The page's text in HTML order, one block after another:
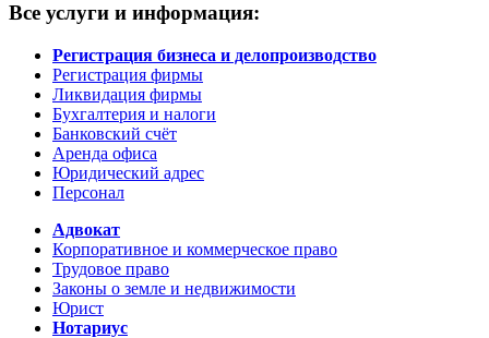
Все услуги и информация:
Регистрация бизнеса и делопроизводство
Регистрация фирмы
Ликвидация фирмы
Бухгалтерия и налоги
Банковский счёт
Аренда офиса
Юридический адрес
Персонал
Адвокат
Корпоративное и коммерческое право
Трудовое право
Законы о земле и недвижимости
Юрист
Нотариус